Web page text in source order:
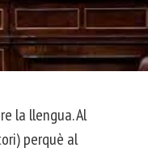
la llengua. Al
perquè al